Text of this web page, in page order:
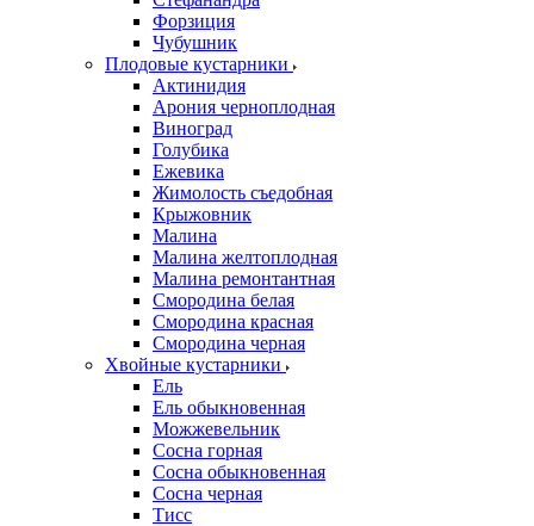
Форзиция
Чубушник
Плодовые кустарники
Актинидия
Арония черноплодная
Виноград
Голубика
Ежевика
Жимолость съедобная
Крыжовник
Малина
Малина желтоплодная
Малина ремонтантная
Смородина белая
Смородина красная
Смородина черная
Хвойные кустарники
Ель
Ель обыкновенная
Можжевельник
Сосна горная
Сосна обыкновенная
Сосна черная
Тисс